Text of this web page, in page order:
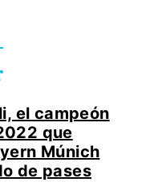
el campeón
que
Múnich
de pases